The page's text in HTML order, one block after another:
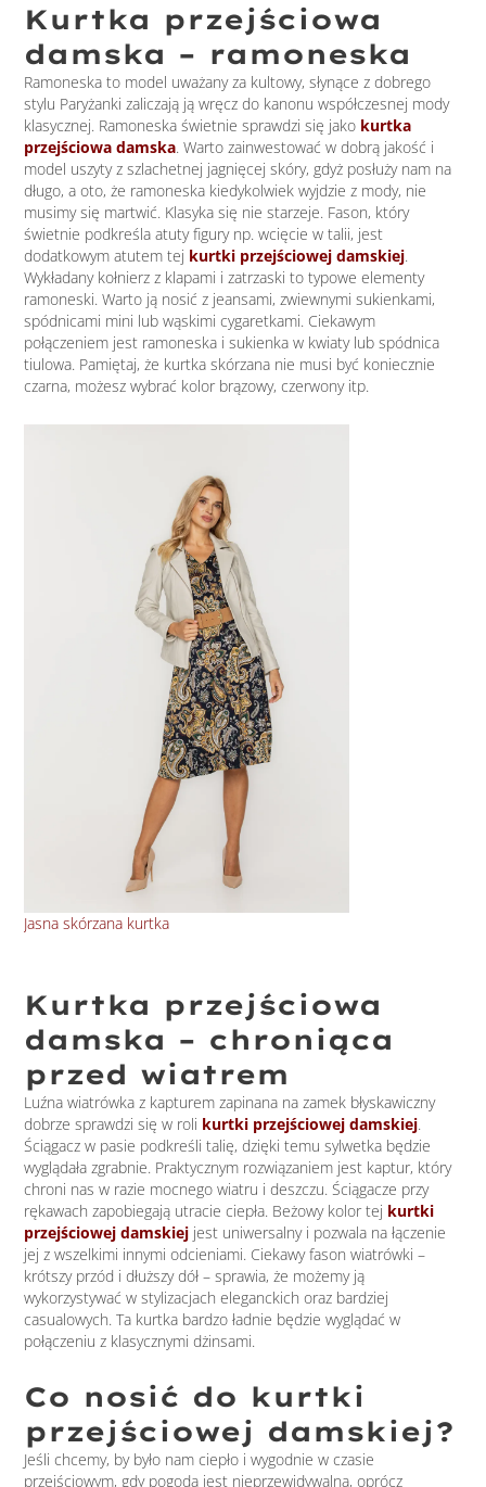
Kurtka przejściowa
damska – ramoneska
Ramoneska to model uważany za kultowy, słynące z dobrego
stylu Paryżanki zaliczają ją wręcz do kanonu współczesnej mody
klasycznej. Ramoneska świetnie sprawdzi się jako kurtka
przejściowa damska. Warto zainwestować w dobrą jakość i
model uszyty z szlachetnej jagnięcej skóry, gdyż posłuży nam na
długo, a oto, że ramoneska kiedykolwiek wyjdzie z mody, nie
musimy się martwić. Klasyka się nie starzeje. Fason, który
świetnie podkreśla atuty figury np. wcięcie w talii, jest
dodatkowym atutem tej kurtki przejściowej damskiej.
Wykładany kołnierz z klapami i zatrzaski to typowe elementy
ramoneski. Warto ją nosić z jeansami, zwiewnymi sukienkami,
spódnicami mini lub wąskimi cygaretkami. Ciekawym
połączeniem jest ramoneska i sukienka w kwiaty lub spódnica
tiulowa. Pamiętaj, że kurtka skórzana nie musi być koniecznie
czarna, możesz wybrać kolor brązowy, czerwony itp.
Jasna skórzana kurtka
Kurtka przejściowa
damska – chroniąca
przed wiatrem
Luźna wiatrówka z kapturem zapinana na zamek błyskawiczny
dobrze sprawdzi się w roli kurtki przejściowej damskiej.
Ściągacz w pasie podkreśli talię, dzięki temu sylwetka będzie
wyglądała zgrabnie. Praktycznym rozwiązaniem jest kaptur, który
chroni nas w razie mocnego wiatru i deszczu. Ściągacze przy
rękawach zapobiegają utracie ciepła. Beżowy kolor tej kurtki
przejściowej damskiej jest uniwersalny i pozwala na łączenie
jej z wszelkimi innymi odcieniami. Ciekawy fason wiatrówki –
krótszy przód i dłuższy dół – sprawia, że możemy ją
wykorzystywać w stylizacjach eleganckich oraz bardziej
casualowych. Ta kurtka bardzo ładnie będzie wyglądać w
połączeniu z klasycznymi dżinsami.
Co nosić do kurtki
przejściowej damskiej?
Jeśli chcemy, by było nam ciepło i wygodnie w czasie
przejściowym, gdy pogoda jest nieprzewidywalna, oprócz